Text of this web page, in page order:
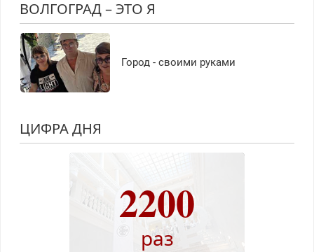
ВОЛГОГРАД – ЭТО Я
Город - своими руками
ЦИФРА ДНЯ
2200
раз